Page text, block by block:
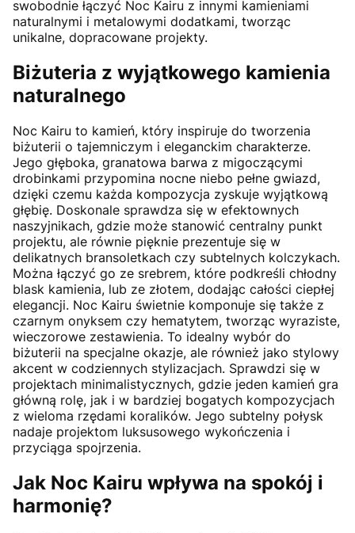
swobodnie łączyć Noc Kairu z innymi kamieniami
naturalnymi i metalowymi dodatkami, tworząc
unikalne, dopracowane projekty.
Biżuteria z wyjątkowego kamienia
naturalnego
Noc Kairu to kamień, który inspiruje do tworzenia
biżuterii o tajemniczym i eleganckim charakterze.
Jego głęboka, granatowa barwa z migoczącymi
drobinkami przypomina nocne niebo pełne gwiazd,
dzięki czemu każda kompozycja zyskuje wyjątkową
głębię. Doskonale sprawdza się w efektownych
naszyjnikach, gdzie może stanowić centralny punkt
projektu, ale równie pięknie prezentuje się w
delikatnych bransoletkach czy subtelnych kolczykach.
Można łączyć go ze srebrem, które podkreśli chłodny
blask kamienia, lub ze złotem, dodając całości ciepłej
elegancji. Noc Kairu świetnie komponuje się także z
czarnym onyksem czy hematytem, tworząc wyraziste,
wieczorowe zestawienia. To idealny wybór do
biżuterii na specjalne okazje, ale również jako stylowy
akcent w codziennych stylizacjach. Sprawdzi się w
projektach minimalistycznych, gdzie jeden kamień gra
główną rolę, jak i w bardziej bogatych kompozycjach
z wieloma rzędami koralików. Jego subtelny połysk
nadaje projektom luksusowego wykończenia i
przyciąga spojrzenia.
Jak Noc Kairu wpływa na spokój i
harmonię?